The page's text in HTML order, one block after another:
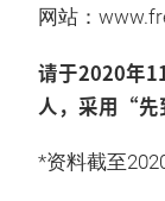
网站：
请于2020年
人，采用“先
*资料截至